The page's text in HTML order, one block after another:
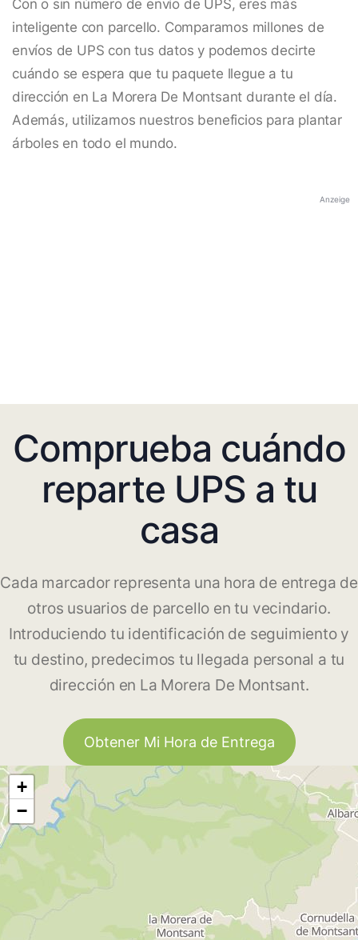
Con o sin número de envío de UPS, eres más
inteligente con parcello. Comparamos millones de
envíos de UPS con tus datos y podemos decirte
cuándo se espera que tu paquete llegue a tu
dirección en La Morera De Montsant durante el día.
Además, utilizamos nuestros beneficios para plantar
árboles en todo el mundo.
Anzeige
Comprueba cuándo
reparte UPS a tu
casa
Cada marcador representa una hora de entrega de
otros usuarios de parcello en tu vecindario.
Introduciendo tu identificación de seguimiento y
tu destino, predecimos tu llegada personal a tu
dirección en La Morera De Montsant.
Obtener Mi Hora de Entrega
+
−